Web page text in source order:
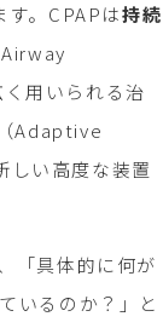
す。CPAPは持続
用いられる治
（Adaptive
い高度な装置
「具体的に何が
いるのか？」と